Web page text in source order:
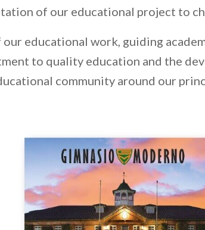
of our educational project to
educational work, guiding
to quality education and the
community around our